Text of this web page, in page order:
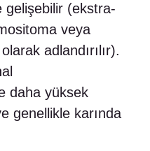
gelişebilir (ekstra-
veya
adlandırılır).
daha yüksek
genellikle karında